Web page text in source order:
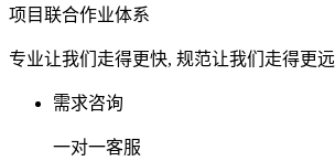
项目联合作业体系
专业让我们走得更快, 规范让我们走得更远
需求咨询
一对一客服